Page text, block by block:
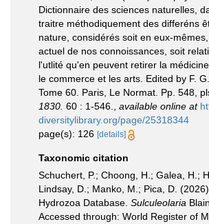
Dictionnaire des sciences naturelles,
traitre méthodiquement des differéns
nature, considérés soit en eux-
actuel de nos connoissances, soit
l'utlité qu'en peuvent retirer la
le commerce et les arts. Edited by F.
Tome 60. Paris, Le Normat. Pp. 548,
1830. 60 : 1-546. available online at
diversitylibrary.org/page/25318344
page(s): 126 [details]
Taxonomic citation
Schuchert, P.; Choong, H.; Galea, H.;
Lindsay, D.; Manko, M.; Pica, D.
Hydrozoa Database. Sulculeolaria
Accessed through: World Register of